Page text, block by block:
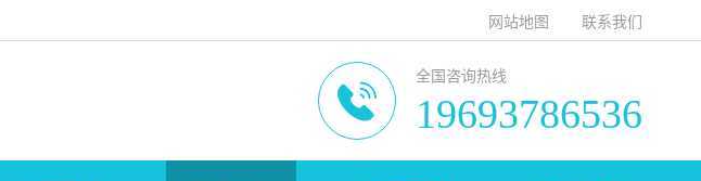
网站地图 联系我们
全国咨询热线
19693786536